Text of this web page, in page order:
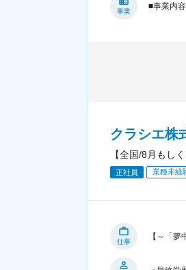
事業
■事業内
クラシエ株
【全国/8月もし
正社員 業種未経
仕事
【～「